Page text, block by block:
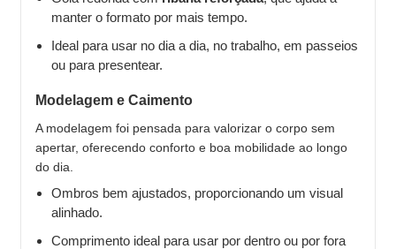
manter o formato por mais tempo.
Ideal para usar no dia a dia, no trabalho, em passeios
ou para presentear.
Modelagem e Caimento
A modelagem foi pensada para valorizar o corpo sem
apertar, oferecendo conforto e boa mobilidade ao longo
do dia.
Ombros bem ajustados, proporcionando um visual
alinhado.
Comprimento ideal para usar por dentro ou por fora